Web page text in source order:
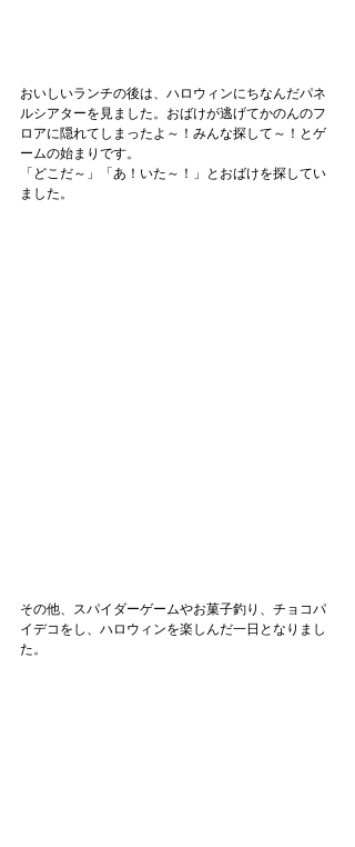
おいしいランチの後は、ハロウィンにちなんだパネ
ルシアターを見ました。おばけが逃げてかのんのフ
ロアに隠れてしまったよ～！みんな探して～！とゲ
ームの始まりです。
「どこだ～」「あ！いた～！」とおばけを探してい
ました。
その他、スパイダーゲームやお菓子釣り、チョコパ
イデコをし、ハロウィンを楽しんだ一日となりまし
た。